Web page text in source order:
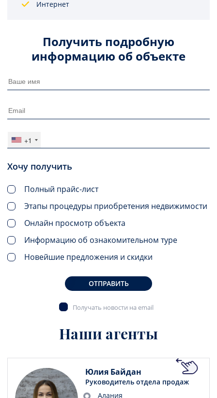
Интернет
Получить подробную
информацию об объекте
+1
Хочу получить
Полный прайс-лист
Этапы процедуры приобретения недвижимости
Онлайн просмотр объекта
Информацию об ознакомительном туре
Новейшие предложения и скидки
ОТПРАВИТЬ
Получать новости на email
Наши агенты
Юлия Байдан
Руководитель отдела продаж
Алания